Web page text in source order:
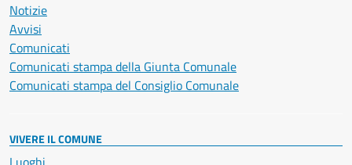
Notizie
Avvisi
Comunicati
Comunicati stampa della Giunta Comunale
Comunicati stampa del Consiglio Comunale
VIVERE IL COMUNE